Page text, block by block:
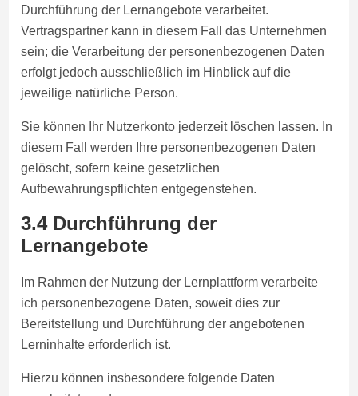
Durchführung der Lernangebote verarbeitet.
Vertragspartner kann in diesem Fall das Unternehmen
sein; die Verarbeitung der personenbezogenen Daten
erfolgt jedoch ausschließlich im Hinblick auf die
jeweilige natürliche Person.
Sie können Ihr Nutzerkonto jederzeit löschen lassen. In
diesem Fall werden Ihre personenbezogenen Daten
gelöscht, sofern keine gesetzlichen
Aufbewahrungspflichten entgegenstehen.
3.4 Durchführung der
Lernangebote
Im Rahmen der Nutzung der Lernplattform verarbeite
ich personenbezogene Daten, soweit dies zur
Bereitstellung und Durchführung der angebotenen
Lerninhalte erforderlich ist.
Hierzu können insbesondere folgende Daten